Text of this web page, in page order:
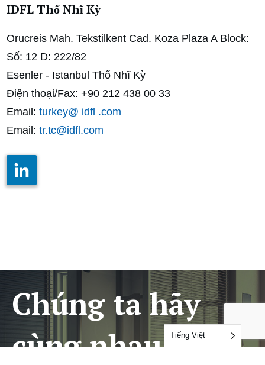
IDFL Thổ Nhĩ Kỳ
Orucreis Mah. Tekstilkent Cad. Koza Plaza A Block:
Số: 12 D: 222/82
Esenler - Istanbul Thổ Nhĩ Kỳ
Điện thoại/Fax: +90 212 438 00 33
Email: turkey@ idfl .com
Email: tr.tc@idfl.com
Chúng ta hãy
cùng nhau làm
Tiếng Việt